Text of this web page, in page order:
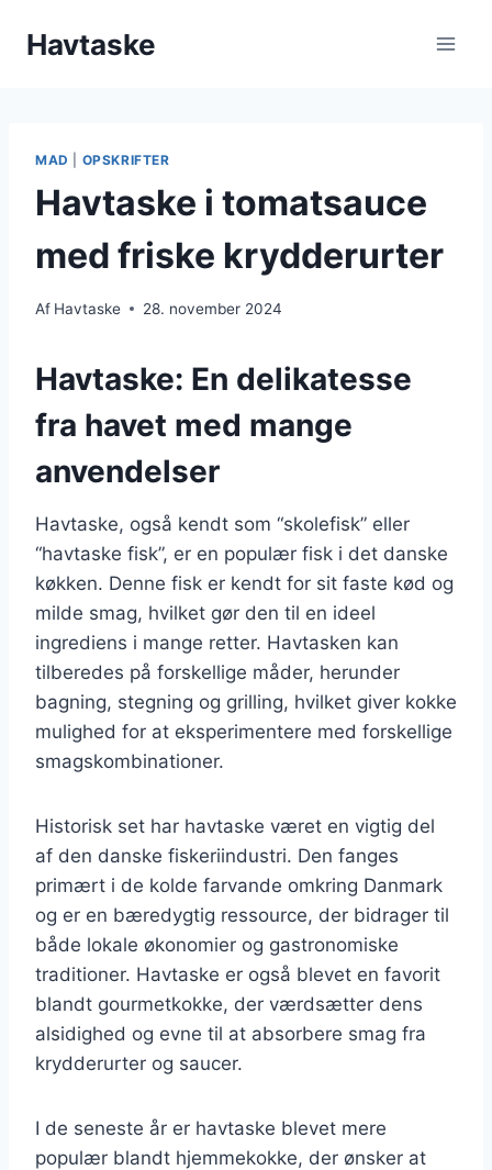
Havtaske
MAD OPSKRIFTER
Havtaske i tomatsauce
med friske krydderurter
Af Havtaske 28. november 2024
Havtaske: En delikatesse
fra havet med mange
anvendelser
Havtaske, også kendt som “skolefisk” eller
“havtaske fisk”, er en populær fisk i det danske
køkken. Denne fisk er kendt for sit faste kød og
milde smag, hvilket gør den til en ideel
ingrediens i mange retter. Havtasken kan
tilberedes på forskellige måder, herunder
bagning, stegning og grilling, hvilket giver kokke
mulighed for at eksperimentere med forskellige
smagskombinationer.
Historisk set har havtaske været en vigtig del
af den danske fiskeriindustri. Den fanges
primært i de kolde farvande omkring Danmark
og er en bæredygtig ressource, der bidrager til
både lokale økonomier og gastronomiske
traditioner. Havtaske er også blevet en favorit
blandt gourmetkokke, der værdsætter dens
alsidighed og evne til at absorbere smag fra
krydderurter og saucer.
I de seneste år er havtaske blevet mere
populær blandt hjemmekokke, der ønsker at